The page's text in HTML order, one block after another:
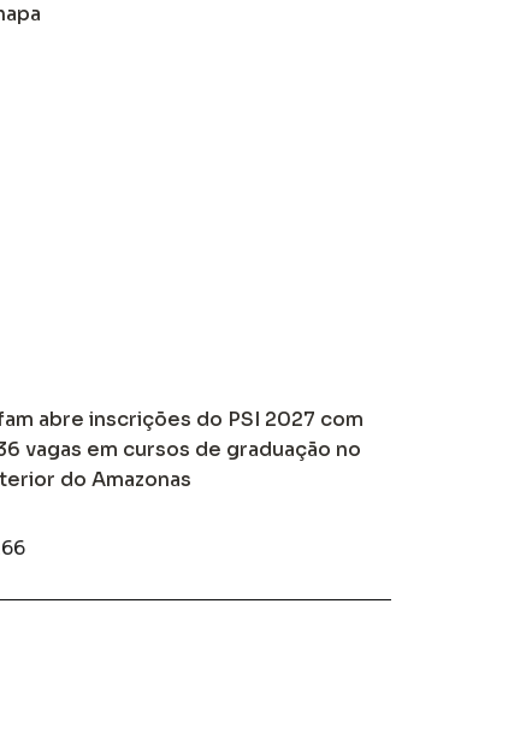
abre inscrições do PSI 2027 com
vagas em cursos de graduação no
do Amazonas